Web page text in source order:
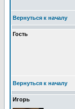
Вернуться к началу
Гость
Вернуться к началу
Игорь